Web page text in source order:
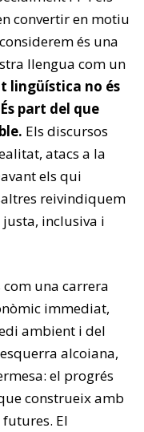
convertir en motiu
és una
llengua com un
lingüística no és
part del que
Els discursos
atacs a la
els qui
reivindiquem
inclusiva i
una carrera
immediat,
ambient i del
alcoiana,
el progrés
construeix amb
El